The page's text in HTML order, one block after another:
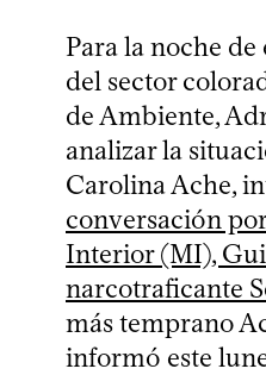
Para la noche
del sector
de Ambiente,
analizar la
Carolina Ache,
conversación
Interior (MI),
narcotraficante
más temprano
informó este